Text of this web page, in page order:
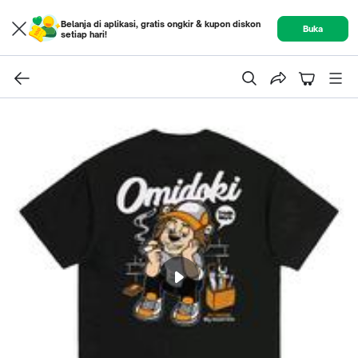
Belanja di aplikasi, gratis ongkir & kupon diskon
setiap hari!
Buka